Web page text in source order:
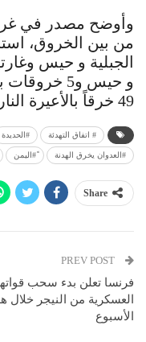
وأوضح مصدر في
من بين الخروق،
الجبلية و حيس
49 خرقاً بالأعيرة النارية المختلفة.
# اتفاق التهدئة #الحديدة
#العدوان يخرق الهدنة ً#اليمن
Share
فرنسا تعلن بدء سحب
العسكرية من النيجر خلال
الأسبوع